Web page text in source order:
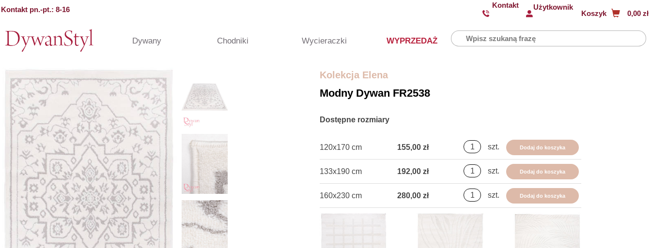
Kontakt pn.-pt.: 8-16
Kontakt Użytkownik
Koszyk 0,00 zł
Dywany Chodniki Wycieraczki WYPRZEDAŻ
Kolekcja Elena
Modny Dywan FR2538
Dostępne rozmiary
120x170 cm 155,00 zł szt. Dodaj do koszyka
133x190 cm 192,00 zł szt. Dodaj do koszyka
160x230 cm 280,00 zł szt. Dodaj do koszyka